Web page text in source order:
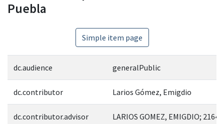
Puebla
Simple item page
dc.audience generalPublic
dc.contributor Larios Gómez, Emigdio
dc.contributor.advisor LARIOS GOMEZ, EMIGDIO;